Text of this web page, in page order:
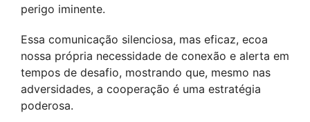
perigo iminente.
Essa comunicação silenciosa, mas eficaz, ecoa
nossa própria necessidade de conexão e alerta em
tempos de desafio, mostrando que, mesmo nas
adversidades, a cooperação é uma estratégia
poderosa.